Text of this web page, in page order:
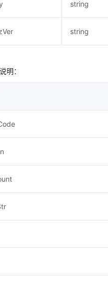
string
string
明：